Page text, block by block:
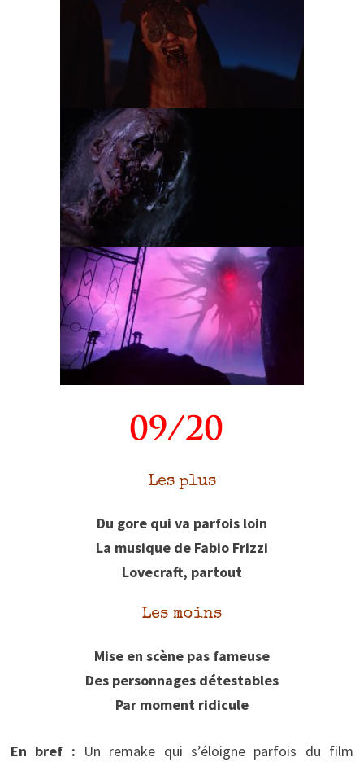
Les plus
Du gore qui va parfois loin
La musique de Fabio Frizzi
Lovecraft, partout
Les moins
Mise en scène pas fameuse
Des personnages détestables
Par moment ridicule
En bref : Un remake qui s’éloigne parfois du film